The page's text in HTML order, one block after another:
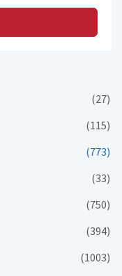
(27)
(115)
(773)
(33)
(750)
(394)
(1003)